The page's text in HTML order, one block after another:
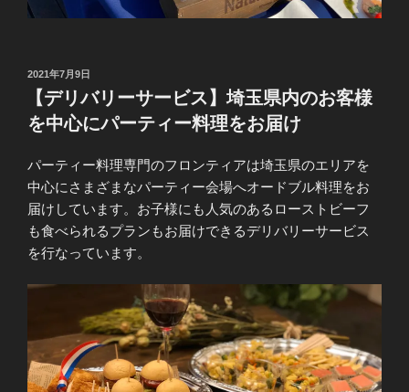
投
日:
2021年7月9日
【デリバリーサービス】埼玉県内のお客様
を中心にパーティー料理をお届け
パーティー料理専門のフロンティアは埼玉県のエリアを
中心にさまざまなパーティー会場へオードブル料理をお
届けしています。お子様にも人気のあるローストビーフ
も食べられるプランもお届けできるデリバリーサービス
を行なっています。